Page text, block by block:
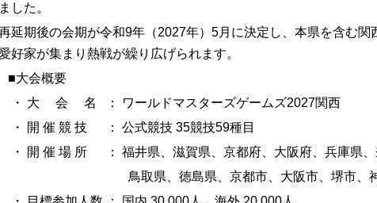
した。
延期後の会期が令和9年（2027年）5月に決定し、本県を含む関
好家が集まり熱戦が繰り広げられます。
大会概要
大 会 名
： ワールドマスターズゲームズ2027関西
開 催 競 技 ： 公式競技 35競技59種目
開 催 場 所 ： 福井県、滋賀県、京都府、大阪府、兵庫県、
取県、徳島県、京都市、大阪市、堺市、神戸